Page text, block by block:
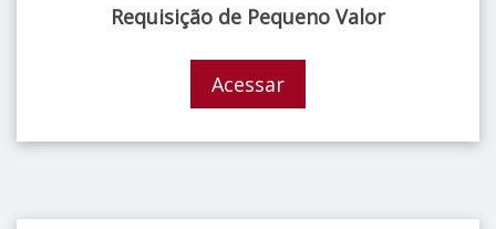
Requisição de Pequeno Valor
Acessar